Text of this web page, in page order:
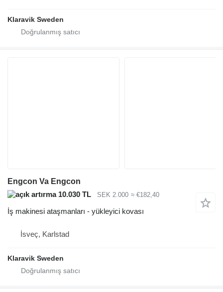
Klaravik Sweden
Engcon Va Engcon
10.030 TL
SEK 2.000 ≈ €182,40
İş makinesi ataşmanları - yükleyici kovası
İsveç, Karlstad
Klaravik Sweden